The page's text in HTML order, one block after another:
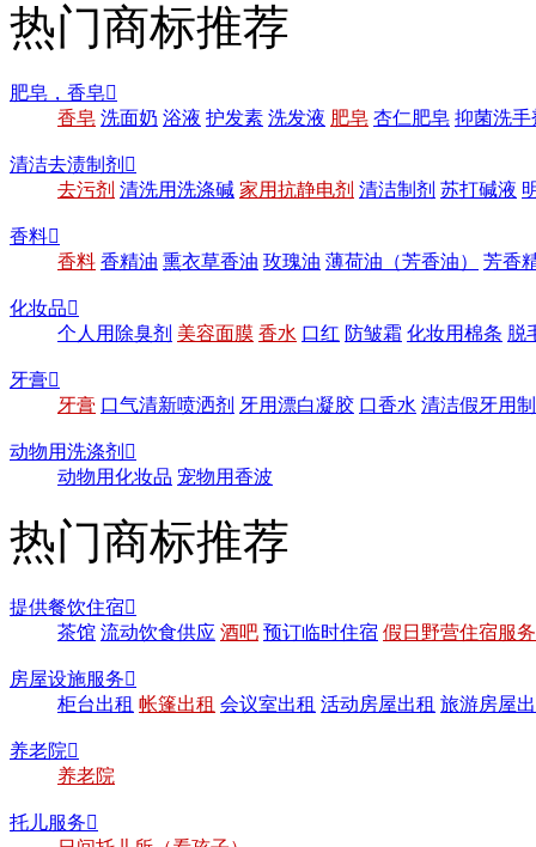
热门商标推荐
肥皂，香皂
香皂 洗面奶 浴液 护发素 洗发液 肥皂 杏仁肥皂 抑菌洗手
清洁去渍制剂 
去污剂 清洗用洗涤碱 家用抗静电剂 清洁制剂 苏打碱液
香料
香料 香精油 熏衣草香油 玫瑰油 薄荷油（芳香油） 芳香
化妆品
个人用除臭剂 美容面膜 香水 口红 防皱霜 化妆用棉条 脱
牙膏
牙膏 口气清新喷洒剂 牙用漂白凝胶 口香水 清洁假牙用
动物用洗涤剂 
动物用化妆品 宠物用香波
热门商标推荐
提供餐饮住宿
茶馆 流动饮食供应 酒吧 预订临时住宿 假日野营住宿服务
房屋设施服务
柜台出租 帐篷出租 会议室出租 活动房屋出租 旅游房屋
养老院
养老院
托儿服务